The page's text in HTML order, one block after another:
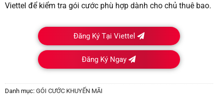
Viettel để kiểm tra gói cước phù hợp dành cho chủ thuê bao.
Đăng Ký Tại Viettel
Đăng Ký Ngay
Danh mục: GÓI CƯỚC KHUYẾN MÃI